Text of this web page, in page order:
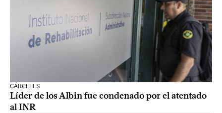
CÁRCELES
Líder de los Albin fue condenado por el atentado
al INR